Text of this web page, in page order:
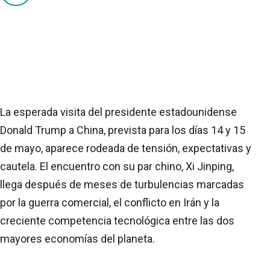
La esperada visita del presidente estadounidense
Donald Trump a China, prevista para los días 14 y 15
de mayo, aparece rodeada de tensión, expectativas y
cautela. El encuentro con su par chino, Xi Jinping,
llega después de meses de turbulencias marcadas
por la guerra comercial, el conflicto en Irán y la
creciente competencia tecnológica entre las dos
mayores economías del planeta.